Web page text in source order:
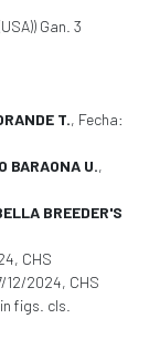
Gan. 3
T., Fecha:
BARAONA U.,
BREEDER'S
CHS
12/2024, CHS
figs. cls.